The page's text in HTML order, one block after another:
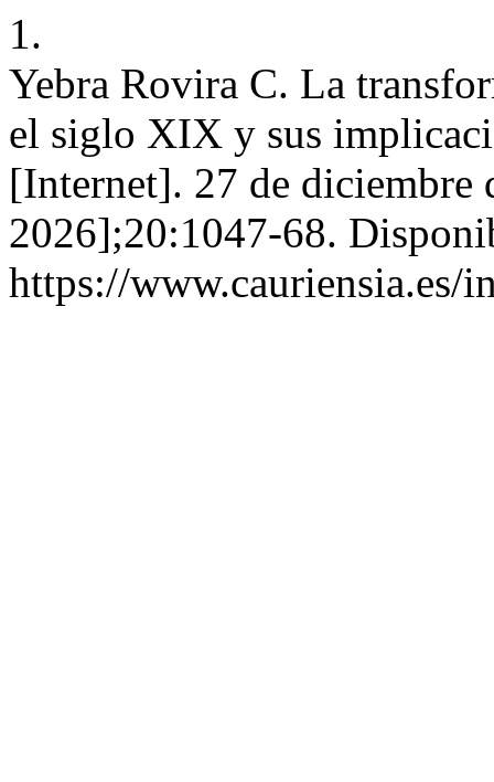
1.
Yebra Rovira C. La
el siglo XIX y sus
[Internet]. 27 de diciembre
2026];20:1047-68.
https://www.cauriensia.es/